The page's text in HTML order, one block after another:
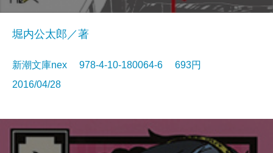
堀内公太郎／著
新潮文庫nex 978-4-10-180064-6 693円
2016/04/28